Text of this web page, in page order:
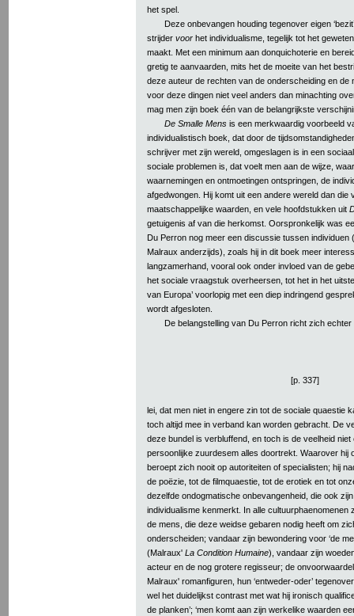
het spel.
Deze onbevangen houding tegenover eigen
strijder voor het individualisme, tegelijk tot het
maakt. Met een minimum aan donquichoterie en
gretig te aanvaarden, mits het de moeite van het
deze auteur de rechten van de onderscheiding en de
voor deze dingen niet veel anders dan minachting
mag men zijn boek één van de belangrijkste
De Smalle Mens is een merkwaardig voorbeeld
individualistisch boek, dat door de
schrijver met zijn wereld, omgeslagen is in een
sociale problemen is, dat voelt men aan de wijze,
waarnemingen en ontmoetingen ontspringen, de
afgedwongen. Hij komt uit een andere wereld dan die
maatschappelijke waarden, en vele hoofdstukken uit
getuigenis af van die herkomst. Oorspronkelijk was
Du Perron nog meer een discussie tussen individuen
Malraux anderzijds), zoals hij in dit boek meer
langzamerhand, vooral ook onder invloed van de
het sociale vraagstuk overheersen, tot het in het
van Europa’ voorlopig met een diep indringend
wordt afgesloten.
De belangstelling van Du Perron richt zich
[p. 337]
lei, dat men niet in engere zin tot de sociale quaestie
toch altijd mee in verband kan worden gebracht. De
deze bundel is verbluffend, en toch is de veelheid
persoonlijke zuurdesem alles doortrekt. Waarover hij
beroept zich nooit op autoriteiten of specialisten; hij
de poëzie, tot de filmquaestie, tot de erotiek en tot
dezelfde ondogmatische onbevangenheid, die ook
individualisme kenmerkt. In alle cultuurphaenomenen
de mens, die deze weidse gebaren nodig heeft om
onderscheiden; vandaar zijn bewondering voor ‘de
(Malraux' La Condition Humaine), vandaar zijn
acteur en de nog grotere regisseur; de
Malraux' romanfiguren, hun ‘entweder-oder’
wel het duidelijkst contrast met wat hij ironisch
de planken’; ‘men komt aan zijn werkelike waarden